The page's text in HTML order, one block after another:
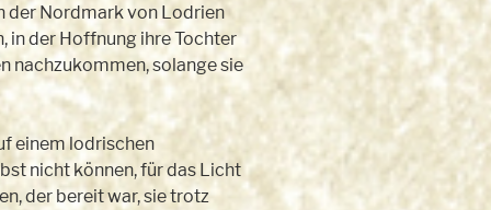
der Nordmark von Lodrien
in der Hoffnung ihre Tochter
nachzukommen, solange sie
einem lodrischen
nicht können, für das Licht
der bereit war, sie trotz